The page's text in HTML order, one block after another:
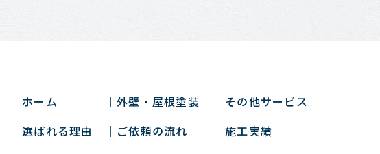
ホーム 外壁・屋根塗装
その他サービス
選ばれる理由
ご依頼の流れ
施工実績